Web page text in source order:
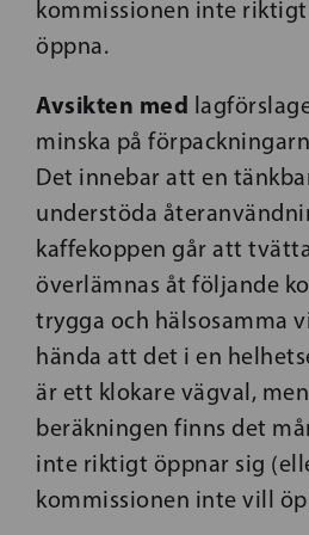
kommissionen inte
öppna.
Avsikten med
minska på
Det innebar att en
understöda
kaffekoppen går att
överlämnas åt följande
trygga och hälsosamma
hända att det i en
är ett klokare vägval,
beräkningen finns det
inte riktigt öppnar sig
kommissionen inte vill